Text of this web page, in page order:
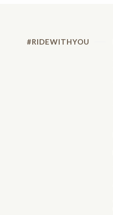
은 기존 시마노 카프레오 뒷드레일
#RIDEWITHYOU